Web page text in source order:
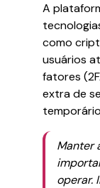
A
como
usuários
fatores
extra de
Manter
operar.